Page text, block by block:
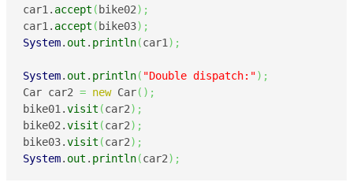
car1. accept ( bike02) ;
car1. accept ( bike03) ;
System. out . println(car1 ) ;
System. out . println( "Double dispatch:") ;
Car car2 = new Car( ) ;
bike01.visit (car2) ;
bike02.visit (car2) ;
bike03.visit (car2) ;
System. out . println(car2) ;